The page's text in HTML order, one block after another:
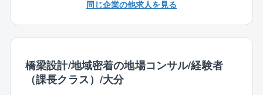
入社後にスキルを伸ばしたい方にもおすすめの環境で
す。
◇体験型研修施設があるため、実際に設備を触りなが
ら学ぶことができます。
本社は設計部門、調査測量部門、補償部門、総務部
同部門では20代～50代まで幅広い年齢層が活躍してい
【同社の魅力】
◎設立50年を超える安定性と、地域社会への貢献度
同じ企業の他求人を見る
橋梁設計/地域密着の地場コンサル/経験者
（課長クラス）/大分